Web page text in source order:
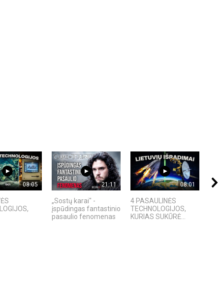
08:05 21:11
„Sostų karai" -
įspūdingas fantastinio
pasaulio fenomenas
08:01
4 PASAULINĖS
TECHNOLOGIJOS,
KURIAS SUKŪRĖ...